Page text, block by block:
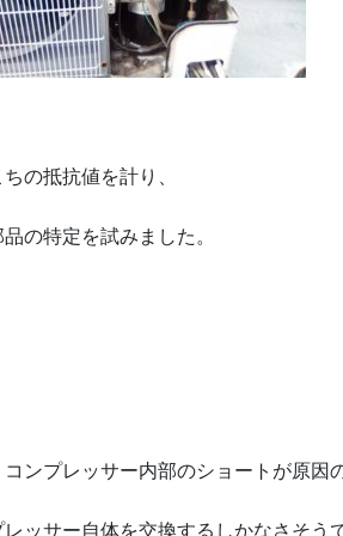
の抵抗値を計り、
の特定を試みました。
ンプレッサー内部のショートが原因
レッサー自体を交換するしかなさそう